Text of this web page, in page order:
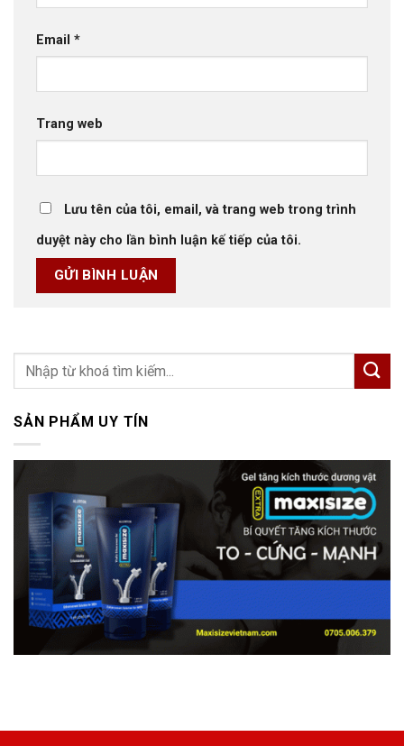
Email *
Trang web
Lưu tên của tôi, email, và trang web trong trình
duyệt này cho lần bình luận kế tiếp của tôi.
SẢN PHẨM UY TÍN